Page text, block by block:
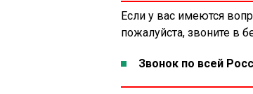
Если у вас имеются
пожалуйста, звоните в
Звонок по всей